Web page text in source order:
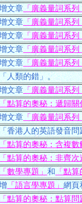
文章「廣義量詞系
文章「廣義量詞系
文章「廣義量詞系
文章「廣義量詞系列
文章「廣義量詞系
人類的錯」。
文章「廣義量詞系
點算的奧秘：遞歸
文章「廣義量詞系
香港人的英語發音問
點算的奧秘：含複
點算的奧秘：非齊
數學專題」和「點算
「語言學專題」網頁
點算的奧秘：點算